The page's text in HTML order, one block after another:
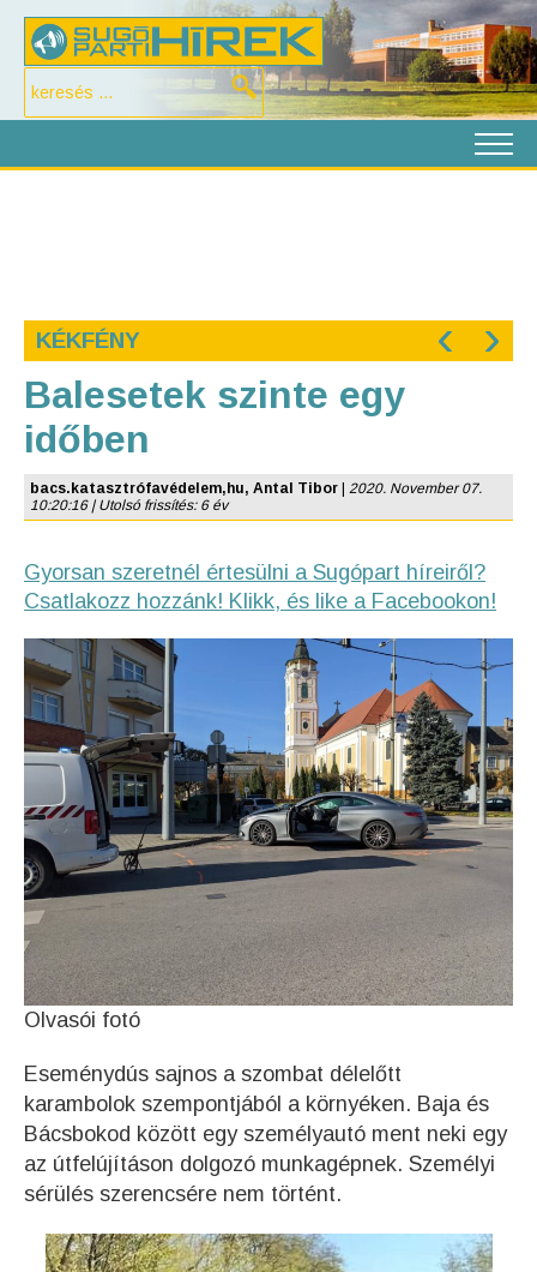
KÉKFÉNY ‹ ›
Balesetek szinte egy
időben
bacs.katasztrófavédelem,hu, Antal Tibor
2020. November 07.
10:20:16 | Utolsó frissítés: 6 év
Gyorsan szeretnél értesülni a Sugópart híreiről?
Csatlakozz hozzánk! Klikk, és like a Facebookon!
Olvasói fotó
Eseménydús sajnos a szombat délelőtt
karambolok szempontjából a környéken. Baja és
Bácsbokod között egy személyautó ment neki egy
az útfelújításon dolgozó munkagépnek. Személyi
sérülés szerencsére nem történt.